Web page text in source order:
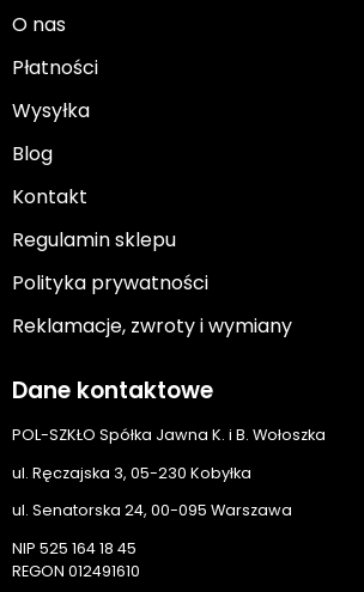
O nas
Płatności
Wysyłka
Blog
Kontakt
Regulamin sklepu
Polityka prywatności
Reklamacje, zwroty i wymiany
Dane kontaktowe
POL-SZKŁO Spółka Jawna K. i B. Wołoszka
ul. Ręczajska 3, 05-230 Kobyłka
ul. Senatorska 24, 00-095 Warszawa
NIP 525 164 18 45
REGON 012491610